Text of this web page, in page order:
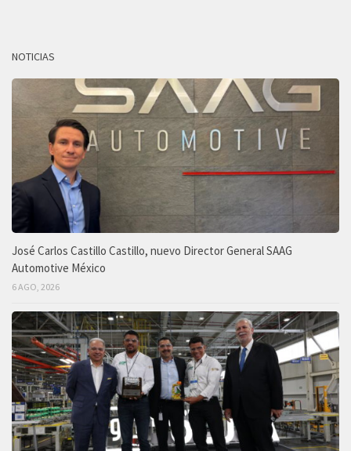
NOTICIAS
José Carlos Castillo Castillo, nuevo Director General SAAG
Automotive México
6 AGO, 2026